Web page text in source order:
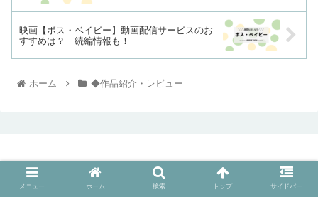
映画【ボス・ベイビー】動画配信サービスのお
すすめは？｜続編情報も！
ホーム ◆作品紹介・レビュー
メニュー ホーム 検索 トップ サイドバー